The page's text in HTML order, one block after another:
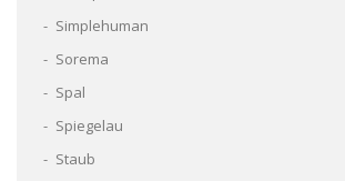
Simplehuman
Sorema
Spal
Spiegelau
Staub